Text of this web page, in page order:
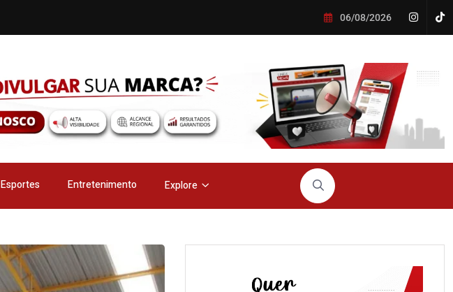
06/08/2026
Esportes Entretenimento Explore